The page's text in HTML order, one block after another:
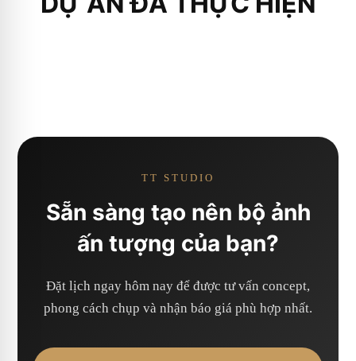
TT STUDIO
Sẵn sàng tạo nên bộ ảnh
ấn tượng của bạn?
Đặt lịch ngay hôm nay để được tư vấn concept,
phong cách chụp và nhận báo giá phù hợp nhất.